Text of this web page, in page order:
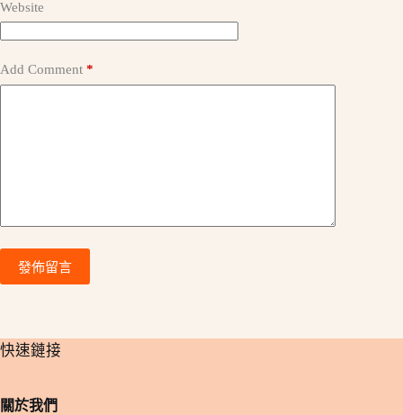
Website
Add Comment *
發佈留言
e
:
​快速鏈接
關於我們